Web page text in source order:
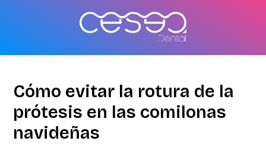
Cómo evitar la rotura de la
prótesis en las comilonas
navideñas